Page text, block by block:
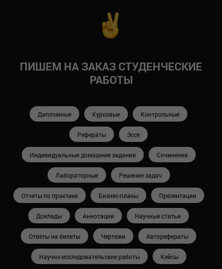
ПИШЕМ НА ЗАКАЗ СТУДЕНЧЕСКИЕ
РАБОТЫ
Дипломные Курсовые Контрольные
Рефераты Эссе
Индивидуальные домашние задания Сочинения
Лабораторные Решение задач
Отчеты по практике Бизнес-планы Презентации
Доклады Аннотации Научные статьи
Ответы на билеты Чертежи Авторефераты
Научно-исследовательские работы Кейсы